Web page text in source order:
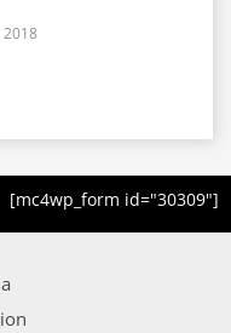
[mc4wp_form id="30309"]